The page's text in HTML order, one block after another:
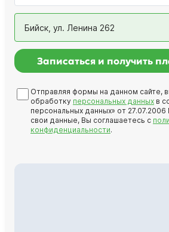
Бийск, ул. Ленина 262
Записаться и получить
Отправляя формы на данном сайте,
обработку персональных данных в
персональных данных» от
свои данные, Вы соглашаетесь с
конфиденциальности.